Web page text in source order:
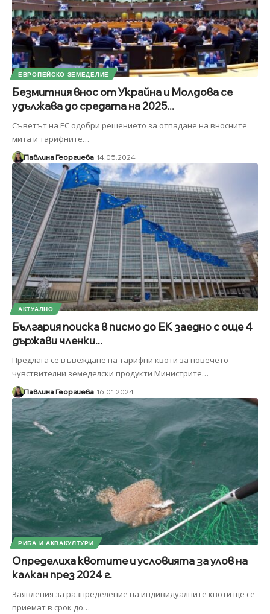
ЕВРОПЕЙСКО ЗЕМЕДЕЛИЕ
Безмитния внос от Украйна и Молдова се
удължава до средата на 2025...
Съветът на ЕС одобри решението за отпадане на вносните
мита и тарифните…
Павлина Георгиева 14.05.2024
АКТУАЛНО
България поиска в писмо до ЕК заедно с още 4
държави членки...
Предлага се въвеждане на тарифни квоти за повечето
чувствителни земеделски продукти Министрите…
Павлина Георгиева 16.01.2024
РИБА И АКВАКУЛТУРИ
Определиха квотите и условията за улов на
калкан през 2024 г.
Заявления за разпределение на индивидуалните квоти ще се
приемат в срок до…